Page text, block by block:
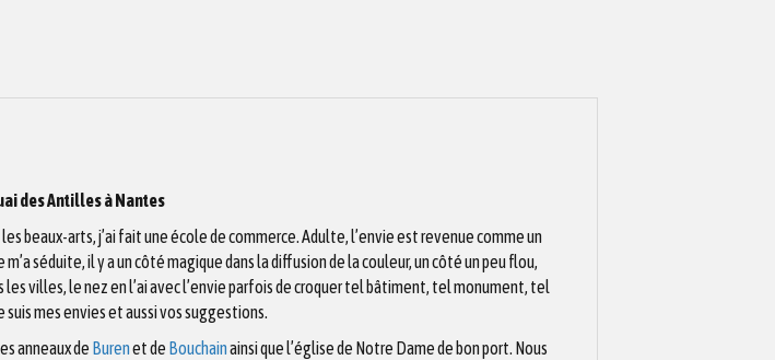
des Antilles à Nantes
beaux-arts, j’ai fait une école de commerce. Adulte, l’envie est revenue comme un
séduite, il y a un côté magique dans la diffusion de la couleur, un côté un peu flou,
les villes, le nez en l’ai avec l’envie parfois de croquer tel bâtiment, tel monument, tel
suis mes envies et aussi vos suggestions.
anneaux de Burenet de Bouchainainsi que l’église de Notre Dame de bon port. Nous